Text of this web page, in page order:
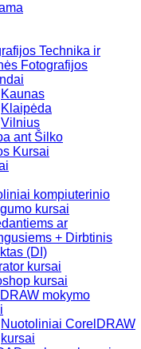
Technika ir
Fotografijos
Kaunas
Klaipėda
Vilnius
ant Šilko
Kursai
kompiuterinio
kursai
ar
+ Dirbtinis
(DI)
kursai
kursai
mokymo
Nuotoliniai CorelDRAW
kursai